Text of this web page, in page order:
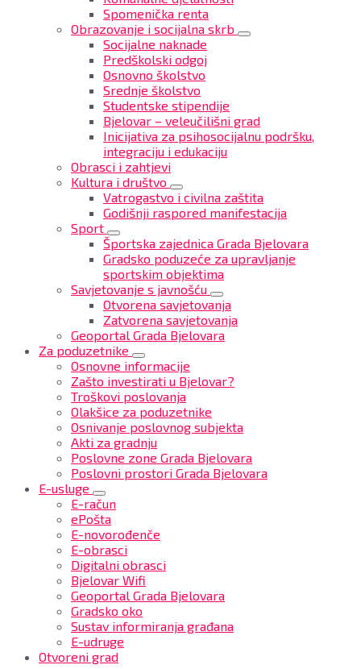
Spomenička renta
Obrazovanje i socijalna skrb
Socijalne naknade
Predškolski odgoj
Osnovno školstvo
Srednje školstvo
Studentske stipendije
Bjelovar – veleučilišni grad
Inicijativa za psihosocijalnu podršku,
integraciju i edukaciju
Obrasci i zahtjevi
Kultura i društvo
Vatrogastvo i civilna zaštita
Godišnji raspored manifestacija
Sport
Športska zajednica Grada Bjelovara
Gradsko poduzeće za upravljanje
sportskim objektima
Savjetovanje s javnošću
Otvorena savjetovanja
Zatvorena savjetovanja
Geoportal Grada Bjelovara
Za poduzetnike
Osnovne informacije
Zašto investirati u Bjelovar?
Troškovi poslovanja
Olakšice za poduzetnike
Osnivanje poslovnog subjekta
Akti za gradnju
Poslovne zone Grada Bjelovara
Poslovni prostori Grada Bjelovara
E-usluge
E-račun
ePošta
E-novorođenče
E-obrasci
Digitalni obrasci
Bjelovar Wifi
Geoportal Grada Bjelovara
Gradsko oko
Sustav informiranja građana
E-udruge
Otvoreni grad